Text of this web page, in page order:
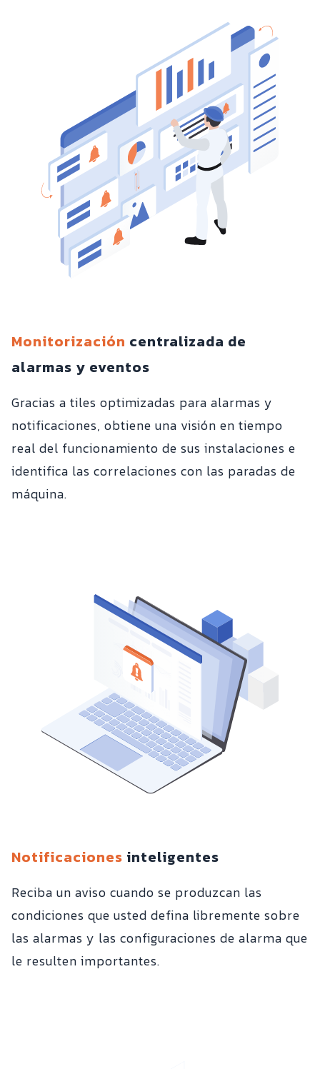
Monitorización centralizada de
alarmas y eventos
Gracias a tiles optimizadas para alarmas y
notificaciones, obtiene una visión en tiempo
real del funcionamiento de sus instalaciones e
identifica las correlaciones con las paradas de
máquina.
Notificaciones inteligentes
Reciba un aviso cuando se produzcan las
condiciones que usted defina libremente sobre
las alarmas y las configuraciones de alarma que
le resulten importantes.